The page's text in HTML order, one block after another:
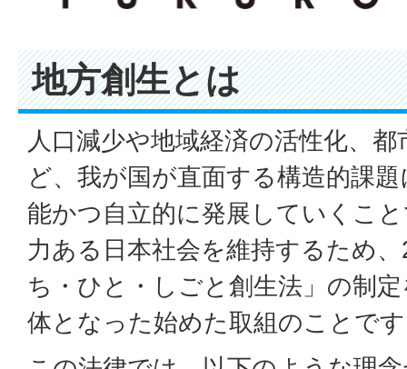
地方創生とは
人口減少や地域経済の活性化、
ど、我が国が直面する構造的課
能かつ自立的に発展していくこ
力ある日本社会を維持するため
ち・ひと・しごと創生法」の制
体となった始めた取組のことで